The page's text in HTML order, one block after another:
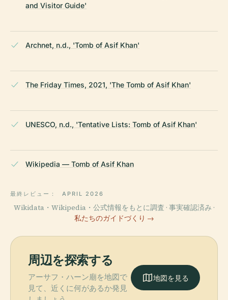
and Visitor Guide'
Archnet, n.d., 'Tomb of Asif Khan'
The Friday Times, 2021, 'The Tomb of Asif Khan'
UNESCO, n.d., 'Tentative Lists: Tomb of Asif Khan'
Wikipedia — Tomb of Asif Khan
最終レビュー： APRIL 2026
Wikidata・Wikipedia・公式情報をもとに調査 · 事実確認済み ·
私たちのガイドづくり →
周辺を探索する
アーサフ・ハーン廟を地図で
見て、近くに何があるか発見
地図を見る